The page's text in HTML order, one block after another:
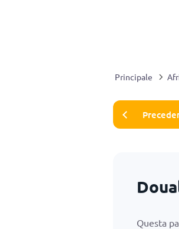
Principale
Questa